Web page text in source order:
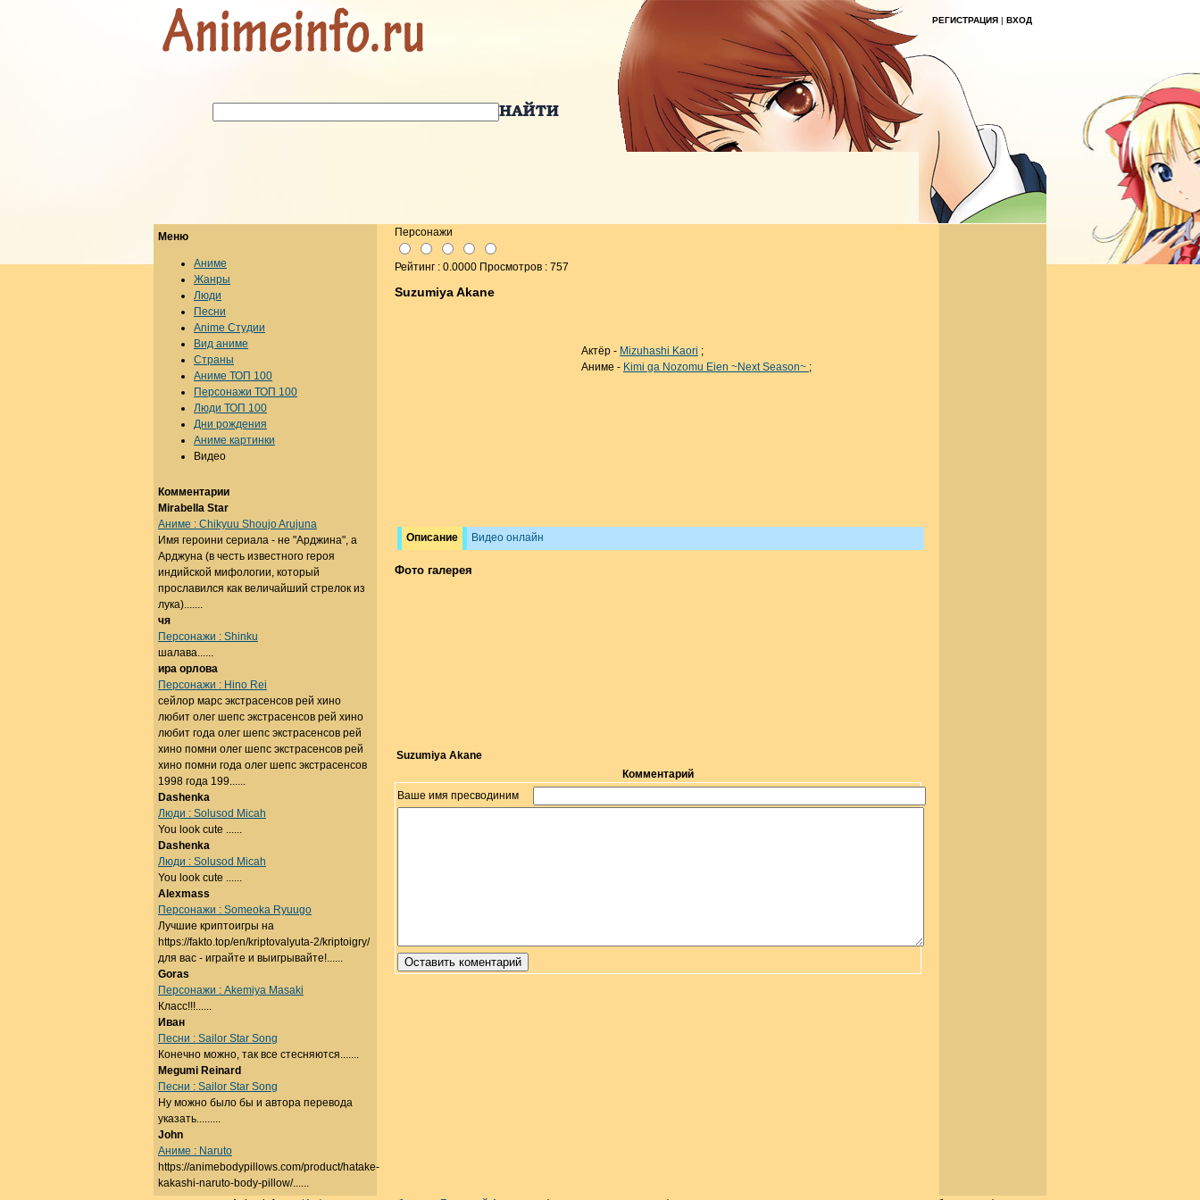
РЕГИСТРАЦИЯ | ВХОД
Персонажи
Рейтинг : 0.0000 Просмотров : 757
Suzumiya Akane
Актёр - Mizuhashi Kaori ;
Аниме - Kimi ga Nozomu Eien ~Next Season~ ;
Описание Видео онлайн
Фото галерея
Suzumiya Akane
Комментарий
Ваше имя пресводиним
Меню
Аниме
Жанры
Люди
Песни
Anime Студии
Вид аниме
Страны
Аниме ТОП 100
Персонажи ТОП 100
Люди ТОП 100
Дни рождения
Аниме картинки
Видео
Комментарии
Mirabella Star
Аниме : Chikyuu Shoujo Arujuna
Имя героини сериала - не "Арджина", а
Арджуна (в честь известного героя
индийской мифологии, который
прославился как величайший стрелок из
лука).......
чя
Персонажи : Shinku
шалава......
ира орлова
Персонажи : Hino Rei
сейлор марс экстрасенсов рей хино
любит олег шепс экстрасенсов рей хино
любит года олег шепс экстрасенсов рей
хино помни олег шепс экстрасенсов рей
хино помни года олег шепс экстрасенсов
1998 года 199......
Dashenka
Люди : Solusod Micah
You look cute ......
Dashenka
Люди : Solusod Micah
You look cute ......
Alexmass
Персонажи : Someoka Ryuugo
Лучшие криптоигры на
https://fakto.top/en/kriptovalyuta-2/kriptoigry/
для вас - играйте и выигрывайте!......
Goras
Персонажи : Akemiya Masaki
Класс!!!......
Иван
Песни : Sailor Star Song
Конечно можно, так все стесняются.......
Megumi Reinard
Песни : Sailor Star Song
Ну можно было бы и автора перевода
указать.........
John
Аниме : Naruto
https://animebodypillows.com/product/hatake-
kakashi-naruto-body-pillow/......